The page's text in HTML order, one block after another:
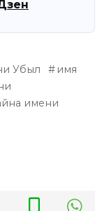
Убыл
имя
имени